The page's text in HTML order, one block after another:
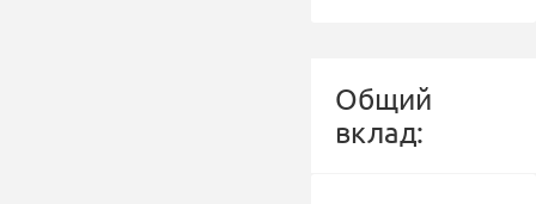
Общий
вклад: